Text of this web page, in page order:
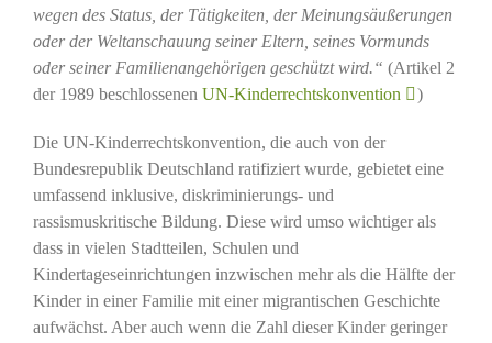
wegen des Status, der Tätigkeiten, der Meinungsäußerungen
oder der Weltanschauung seiner Eltern, seines Vormunds
oder seiner Familienangehörigen geschützt wird.“ (Artikel 2
der 1989 beschlossenen UN-Kinderrechtskonvention )
Die UN-Kinderrechtskonvention, die auch von der
Bundesrepublik Deutschland ratifiziert wurde, gebietet eine
umfassend inklusive, diskriminierungs- und
rassismuskritische Bildung. Diese wird umso wichtiger als
dass in vielen Stadtteilen, Schulen und
Kindertageseinrichtungen inzwischen mehr als die Hälfte der
Kinder in einer Familie mit einer migrantischen Geschichte
aufwächst. Aber auch wenn die Zahl dieser Kinder geringer